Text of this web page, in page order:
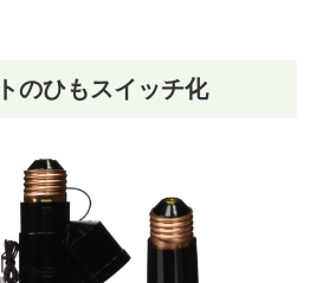
のひもスイッチ化